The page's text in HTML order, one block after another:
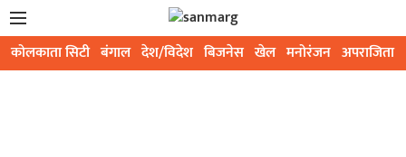
कोलकाता सिटी बंगाल देश/विदेश बिजनेस खेल मनोरंजन अपराजिता